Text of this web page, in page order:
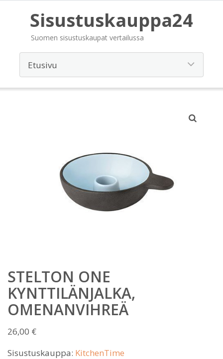
Sisustuskauppa24
Suomen sisustuskaupat vertailussa
STELTON ONE
KYNTTILÄNJALKA,
OMENANVIHREÄ
26,00 €
Sisustuskauppa: KitchenTime